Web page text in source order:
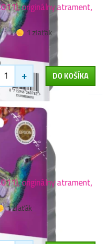
originálny atrament,
1 zlaťák
+ DO KOŠÍKA
originálny atrament,
1 zlaťák